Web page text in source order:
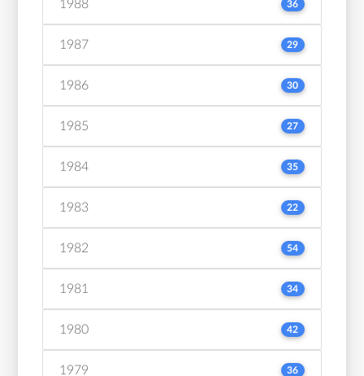
1988 36
1987 29
1986 30
1985 27
1984 35
1983 22
1982 54
1981 34
1980 42
1979 36